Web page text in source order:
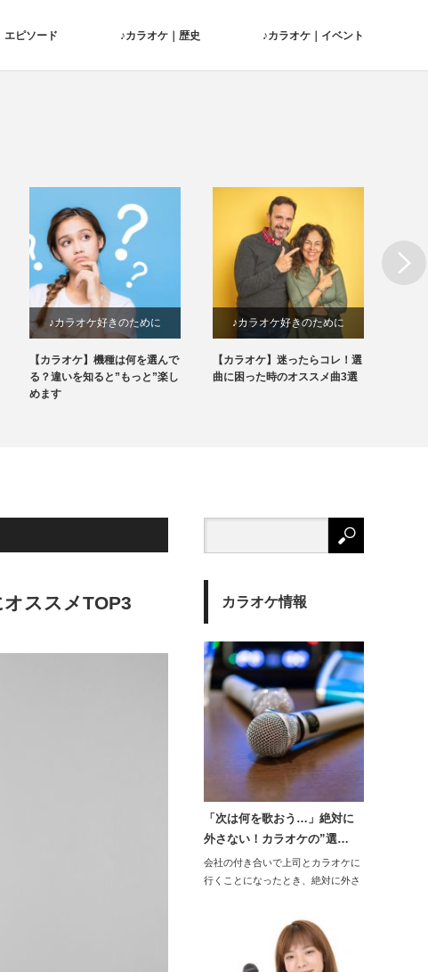
エピソード ♪カラオケ｜歴史 ♪カラオケ｜イベント
♪カラオケ好きのために
【カラオケ】機種は何を選んで
る？違いを知ると”もっと”楽し
めます
♪カラオケ好きのために
【カラオケ】迷ったらコレ！選
曲に困った時のオススメ曲3選
Next
ススメTOP3 カラオケ情報
「次は何を歌おう…」絶対に
外さない！カラオケの”選…
会社の付き合いで上司とカラオケに
行くことになったとき、絶対に外さ